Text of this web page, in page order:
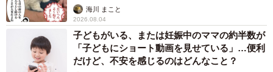
画】海川 まこと
2026.08.04
子どもがいる、または妊娠中のママの約半数が
「子どもにショート動画を見せている」…便利
だけど、不安を感じるのはどんなこと？